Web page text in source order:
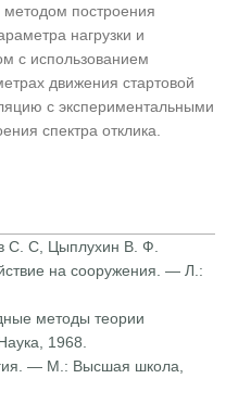
построения
нагрузки и
с использованием
движения стартовой
с экспериментальными
спектра отклика.
С. С, Цыплухин В. Ф.
на сооружения. — Л.:
методы теории
1968.
— М.: Высшая школа,